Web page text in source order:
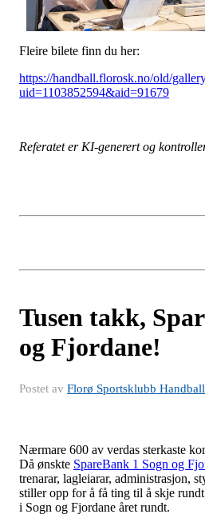
Fleire bilete finn du her:
https://handball.florosk.no/old/
uid=1103852594&aid=91679
Referatet er KI-generert og
Tusen takk,
og Fjordane!
Postet av Florø Sportsklubb Handball
Nærmare 600 av verdas sterkaste
Då ønskte SpareBank 1 Sogn og
trenarar, lagleiarar, administrasjon,
stiller opp for å få ting til å skje
i Sogn og Fjordane året rundt.